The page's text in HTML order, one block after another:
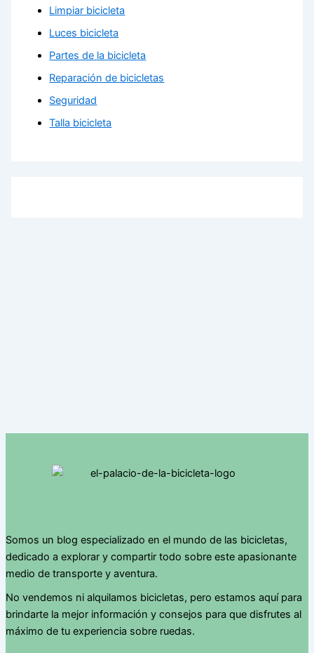
Limpiar bicicleta
Luces bicicleta
Partes de la bicicleta
Reparación de bicicletas
Seguridad
Talla bicicleta
Somos un blog especializado en el mundo de las bicicletas,
dedicado a explorar y compartir todo sobre este apasionante
medio de transporte y aventura.
No vendemos ni alquilamos bicicletas, pero estamos aquí para
brindarte la mejor información y consejos para que disfrutes al
máximo de tu experiencia sobre ruedas.